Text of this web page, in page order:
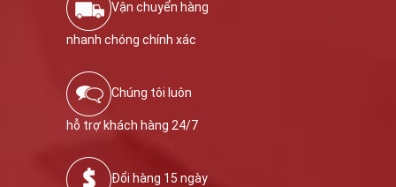
Vận chuyển hàng
nhanh chóng chính xác
Chúng tôi luôn
hỗ trợ khách hàng 24/7
Đổi hàng 15 ngày